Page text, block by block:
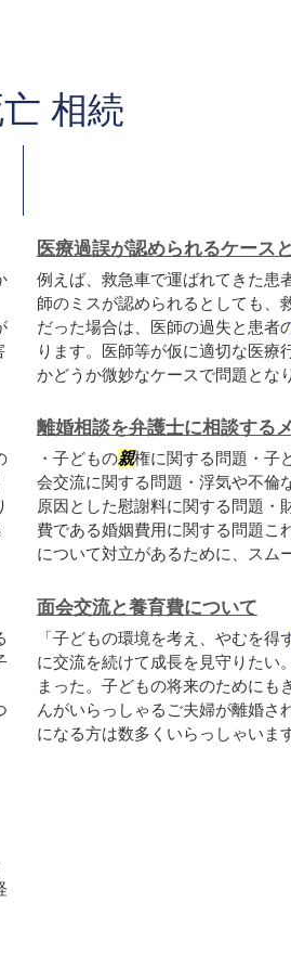
相続
医療過誤が認められるケース
例えば、救急車で運ばれてきた患
師のミスが認められるとしても、
だった場合は、医師の過失と患者
ります。医師等が仮に適切な医療
かどうか微妙なケースで問題とな
離婚相談を弁護士に相談する
・子どもの親権に関する問題・子
会交流に関する問題・浮気や不倫
原因とした慰謝料に関する問題・
費である婚姻費用に関する問題こ
について対立があるために、スム
面会交流と養育費について
「子どもの環境を考え、やむを得
に交流を続けて成長を見守りたい
まった。子どもの将来のためにも
んがいらっしゃるご夫婦が離婚さ
になる方は数多くいらっしゃいま